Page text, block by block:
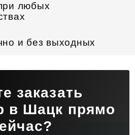
любых
и без выходных
заказать
в Шацк прямо